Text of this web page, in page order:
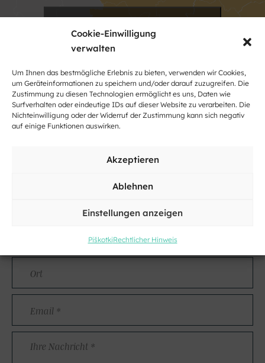
Cookie-Einwilligung
verwalten
Um Ihnen das bestmögliche Erlebnis zu bieten, verwenden wir Cookies,
um Geräteinformationen zu speichern und/oder darauf zuzugreifen. Die
Zustimmung zu diesen Technologien ermöglicht es uns, Daten wie
Surfverhalten oder eindeutige IDs auf dieser Website zu verarbeiten. Die
Nichteinwilligung oder der Widerruf der Zustimmung kann sich negativ
auf einige Funktionen auswirken.
Akzeptieren
Ablehnen
Einstellungen anzeigen
PiškotkiRechtlicher Hinweis
Klicke hier, um Marketing-Cookies zu
akzeptieren und diesen Inhalt zu
aktivieren
Nachricht